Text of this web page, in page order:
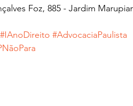
Foz, 885 - Jardim
#IAnoDireito #AdvocaciaPaulista